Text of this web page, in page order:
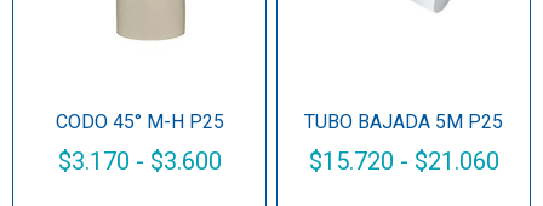
CODO 45° M-H P25
$3.170 - $3.600
TUBO BAJADA 5M P25
$15.720 - $21.060